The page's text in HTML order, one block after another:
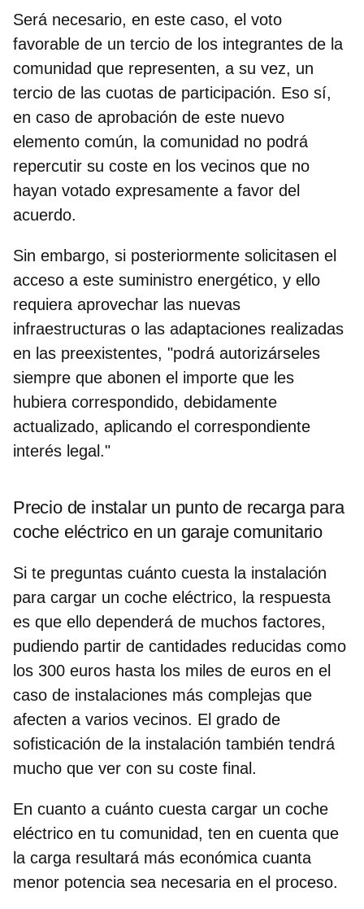
Será necesario, en este caso, el voto
favorable de un tercio de los integrantes de la
comunidad que representen, a su vez, un
tercio de las cuotas de participación. Eso sí,
en caso de aprobación de este nuevo
elemento común, la comunidad no podrá
repercutir su coste en los vecinos que no
hayan votado expresamente a favor del
acuerdo.
Sin embargo, si posteriormente solicitasen el
acceso a este suministro energético, y ello
requiera aprovechar las nuevas
infraestructuras o las adaptaciones realizadas
en las preexistentes, "podrá autorizárseles
siempre que abonen el importe que les
hubiera correspondido, debidamente
actualizado, aplicando el correspondiente
interés legal."
Precio de instalar un punto de recarga para
coche eléctrico en un garaje comunitario
Si te preguntas cuánto cuesta la instalación
para cargar un coche eléctrico, la respuesta
es que ello dependerá de muchos factores,
pudiendo partir de cantidades reducidas como
los 300 euros hasta los miles de euros en el
caso de instalaciones más complejas que
afecten a varios vecinos. El grado de
sofisticación de la instalación también tendrá
mucho que ver con su coste final.
En cuanto a cuánto cuesta cargar un coche
eléctrico en tu comunidad, ten en cuenta que
la carga resultará más económica cuanta
menor potencia sea necesaria en el proceso.